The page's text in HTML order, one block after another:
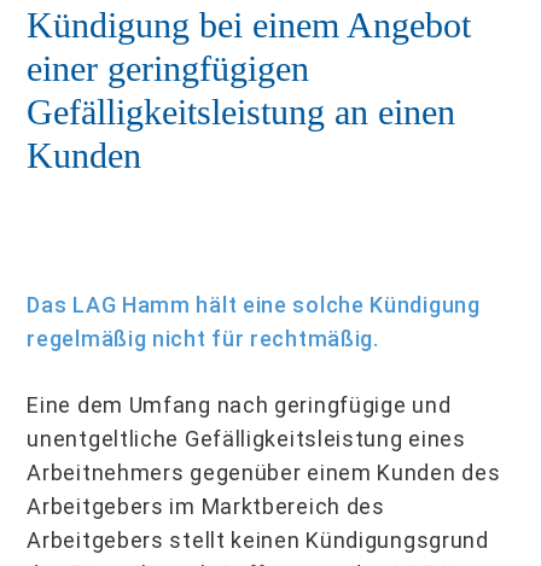
Kündigung bei einem Angebot
einer geringfügigen
Gefälligkeitsleistung an einen
Kunden
Das LAG Hamm hält eine solche Kündigung
regelmäßig nicht für rechtmäßig.
Eine dem Umfang nach geringfügige und
unentgeltliche Gefälligkeitsleistung eines
Arbeitnehmers gegenüber einem Kunden des
Arbeitgebers im Marktbereich des
Arbeitgebers stellt keinen Kündigungsgrund